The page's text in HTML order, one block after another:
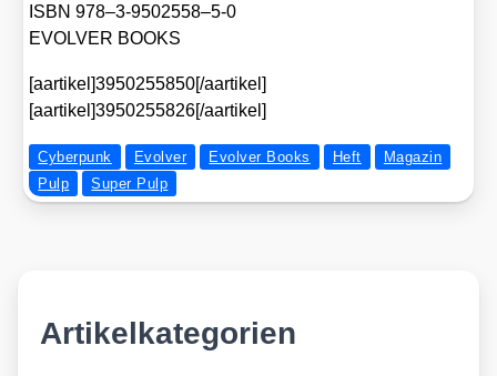
ISBN 978–3‑9502558–5‑0
EVOLVER BOOKS
[aartikel]3950255850[/aartikel]
[aartikel]3950255826[/aartikel]
Cyberpunk Evolver Evolver Books Heft
Magazin
Pulp
Super Pulp
Artikelkategorien